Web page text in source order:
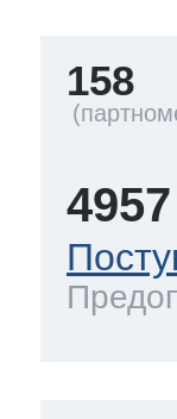
158
4957